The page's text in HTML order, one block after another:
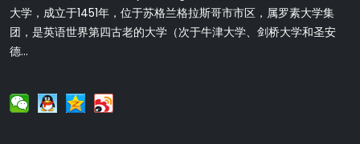
大学，成立于1451年，位于苏格兰格拉斯哥市市区，属罗素大学集
团，是英语世界第四古老的大学（次于牛津大学、剑桥大学和圣安
德...